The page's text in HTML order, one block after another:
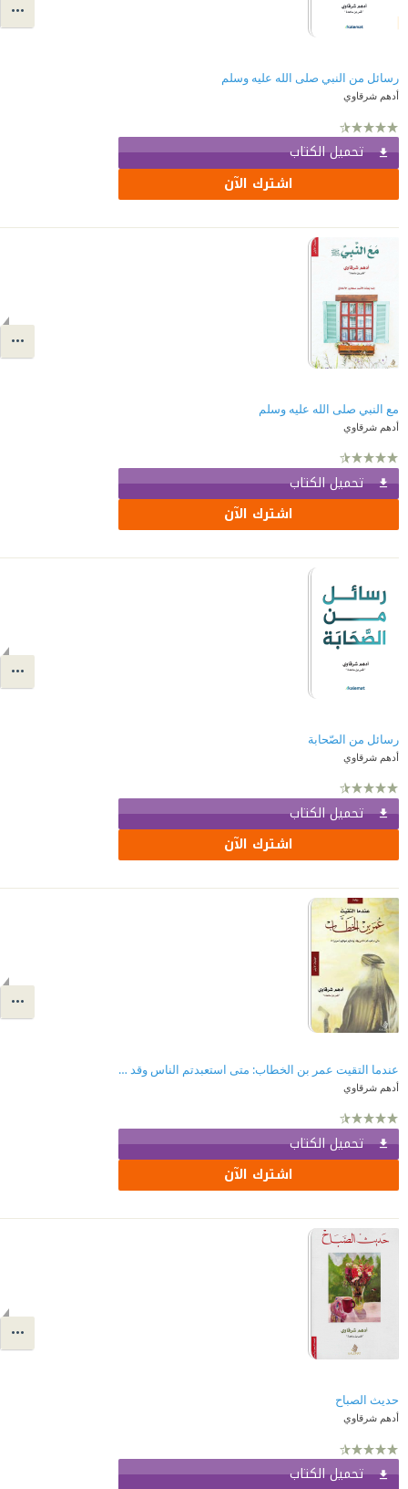
رسائل من النبي صلى الله عليه وسلم
أدهم شرقاوي
تحميل الكتاب
اشترك الآن
مع النبي صلى الله عليه وسلم
أدهم شرقاوي
تحميل الكتاب
اشترك الآن
رسائل من الصّحابة
أدهم شرقاوي
تحميل الكتاب
اشترك الآن
عندما التقيت عمر بن الخطاب: متى استعبدتم الناس وقد ولدتهم أمهاتهم أحراراً؟!
أدهم شرقاوي
تحميل الكتاب
اشترك الآن
حديث الصباح
أدهم شرقاوي
تحميل الكتاب